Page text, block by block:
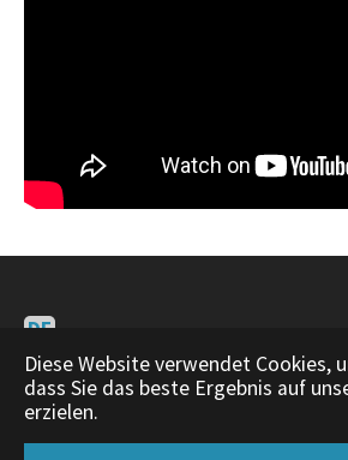
Diese Website verwendet Cookies,
dass Sie das beste Ergebnis auf
erzielen.
DE
EN
Impressum